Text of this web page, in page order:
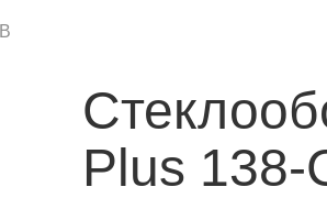
МОДУЛЬНЫЕ ПОКРЫТИЯ
Plus 138-